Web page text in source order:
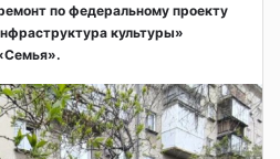
по федеральному проекту
культуры»